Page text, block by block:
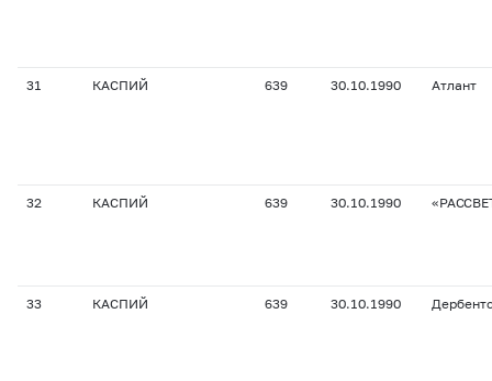
31 КАСПИЙ 639 30.10.1990 Атлант
32 КАСПИЙ 639 30.10.1990
33 КАСПИЙ 639 30.10.1990